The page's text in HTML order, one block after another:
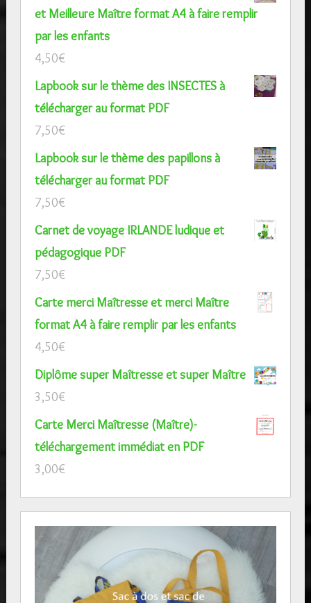
et Meilleure Maître format A4 à faire remplir
par les enfants
4,50€
Lapbook sur le thème des INSECTES à
télécharger au format PDF
7,50€
Lapbook sur le thème des papillons à
télécharger au format PDF
7,50€
Carnet de voyage IRLANDE ludique et
pédagogique PDF
7,50€
Carte merci Maîtresse et merci Maître
format A4 à faire remplir par les enfants
4,50€
Diplôme super Maîtresse et super Maître
3,50€
Carte Merci Maîtresse (Maître)-
téléchargement immédiat en PDF
3,00€